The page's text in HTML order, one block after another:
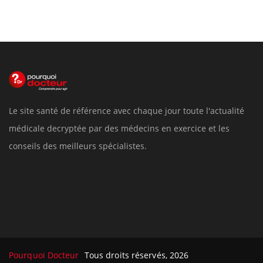
Le site santé de référence avec chaque jour toute l'actualité
médicale decryptée par des médecins en exercice et les
conseils des meilleurs spécialistes.
Pourquoi Docteur Tous droits réservés, 2026